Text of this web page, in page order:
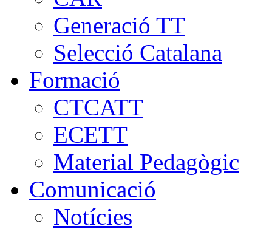
Generació TT
Selecció Catalana
Formació
CTCATT
ECETT
Material Pedagògic
Comunicació
Notícies